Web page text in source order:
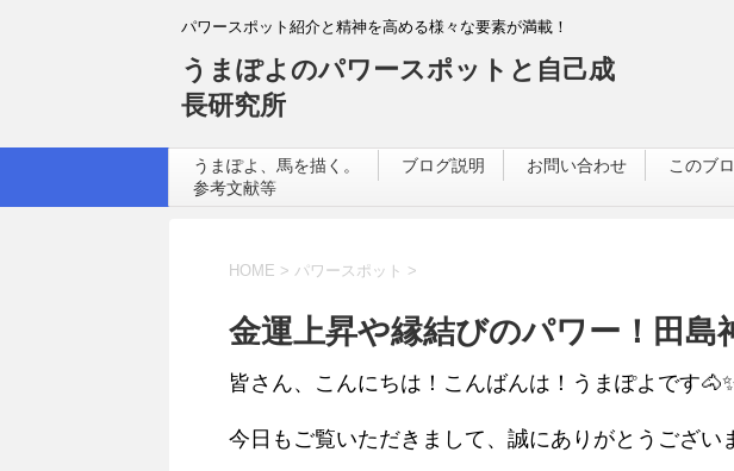
パワースポット紹介と精神を高める様々な要素が満載！
うまぽよのパワースポットと自己成
長研究所
うまぽよ、馬を描く。 ブログ説明 お問い合わせ このブ
参考文献等
HOME > パワースポット >
金運上昇や縁結びのパワー！田島
皆さん、こんにちは！こんばんは！うまぽよです
今日もご覧いただきまして、誠にありがとうござい